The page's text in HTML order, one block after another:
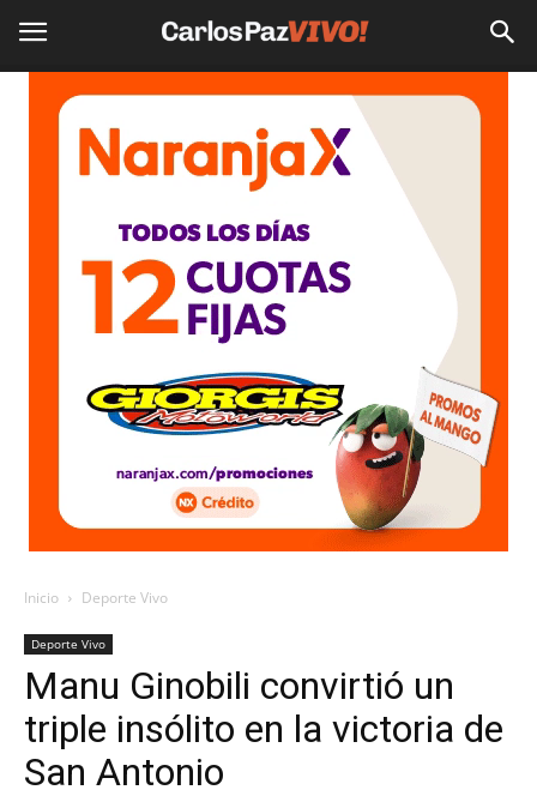
Inicio Deporte Vivo
Deporte Vivo
Manu Ginobili convirtió un
triple insólito en la victoria de
San Antonio